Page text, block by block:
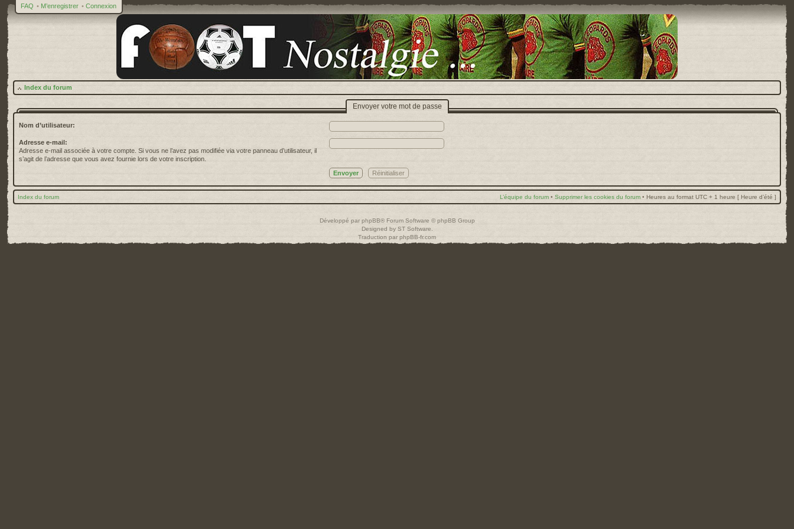
FAQ • M’enregistrer • Connexion
Index du forum
Envoyer votre mot de passe
Nom d’utilisateur:
Adresse e-mail:
Adresse e-mail associée à votre compte. Si vous ne l’avez pas modifiée via votre panneau d’utilisateur, il
s’agit de l’adresse que vous avez fournie lors de votre inscription.
Index du forum L’équipe du forum • Supprimer les cookies du forum • Heures au format UTC + 1 heure [ Heure d’été ]
Développé par phpBB® Forum Software © phpBB Group
Designed by ST Software
Traduction parphpBB-fr.com